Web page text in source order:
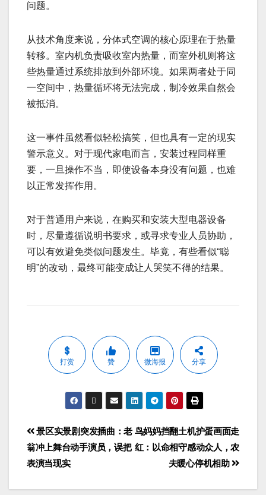
问题。
从技术角度来说，分体式空调的核心原理在于热量
转移。室内机负责吸收室内热量，而室外机则将这
些热量通过系统排放到外部环境。如果两者处于同
一空间中，热量循环将无法完成，制冷效果自然会
被抵消。
这一事件虽然看似轻松搞笑，但也具有一定的现实
警示意义。对于现代家电而言，安装过程同样重
要，一旦操作不当，即使设备本身没有问题，也难
以正常发挥作用。
对于普通用户来说，在购买和安装大型电器设备
时，尽量遵循说明书要求，或寻求专业人员协助，
可以有效避免类似问题发生。毕竟，有些看似“聪
明”的改动，最终可能变成让人哭笑不得的结果。
打赏 赞 微海报 分享
鸟妈妈挡翻土机护蛋画面走
红：以命相守感动众人，农
夫暖心停机相助
景区实景剧突发插曲：老
翁冲上舞台动手演员，误把
表演当现实